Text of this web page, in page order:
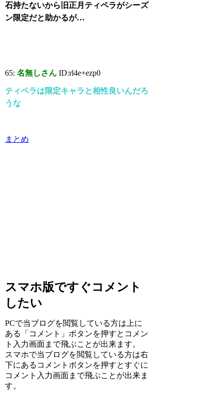
石持たないから旧正月ティペラがシーズ
ン限定だと助かるが…
65:名無しさん ID:rl4e+ezp0
ティペラは限定キャラと相性良いんだろ
うな
まとめ
スマホ版ですぐコメント
したい
PCで当ブログを閲覧している方は上に
ある「コメント」ボタンを押すとコメン
ト入力画面まで飛ぶことが出来ます。
スマホで当ブログを閲覧している方は右
下にあるコメントボタンを押すとすぐに
コメント入力画面まで飛ぶことが出来ま
す。